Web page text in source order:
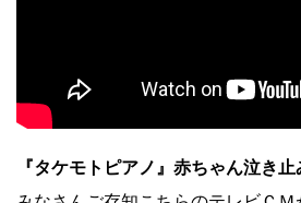
『タケモトピアノ』赤ちゃん泣き